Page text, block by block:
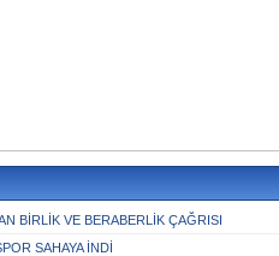
BİRLİK VE BERABERLİK ÇAĞRISI
SAHAYA İNDİ